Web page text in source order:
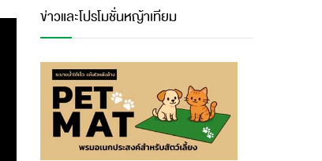
ข่าวและโปรโมชั่นหญ้าเทียม